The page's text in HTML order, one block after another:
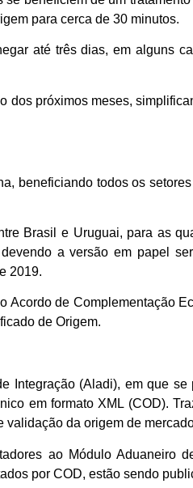
para cerca de 30 minutos.
até três dias, em alguns
próximos meses,
beneficiando todos os
Brasil e Uruguai, para as
a versão em papel
2019.
de Complementação
de Origem.
Integração (Aladi), em que
em formato XML (COD).
da origem de
ao Módulo Aduaneiro
por COD, estão sendo